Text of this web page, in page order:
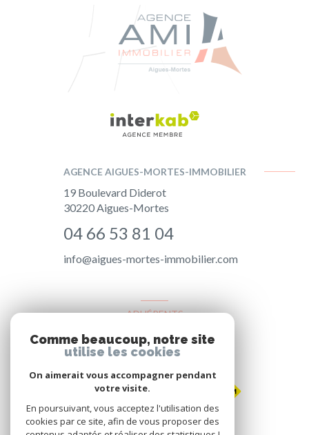
AGENCE AIGUES-MORTES-IMMOBILIER
19 Boulevard Diderot
30220 Aigues-Mortes
04 66 53 81 04
info@aigues-mortes-immobilier.com
ADHÉRENTS
Nous adhérons
Comme beaucoup, notre site
utilise les cookies
On aimerait vous accompagner pendant
votre visite.
En poursuivant, vous acceptez l'utilisation des
cookies par ce site, afin de vous proposer des